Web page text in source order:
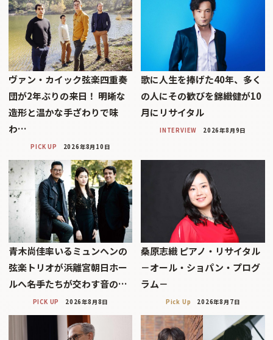
ヴァン・カイック弦楽四重奏
団が2年ぶりの来日！ 明晰な
造形と温かな手ざわりで味
わ…
PICK UP 2026年8月10日
歌に人生を捧げた40年、多く
の人にその歓びを錦織健が10
月にリサイタル
INTERVIEW 2026年8月9日
青木尚佳率いるミュンヘンの
弦楽トリオが浜離宮朝日ホー
ルへ――名手たちが交わす音の…
PICK UP 2026年8月8日
桑原志織 ピアノ・リサイタル
－オール・ショパン・プログ
ラム－
Pick Up 2026年8月7日